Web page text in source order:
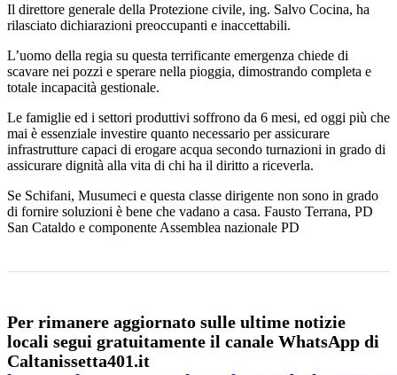
Il direttore generale della Protezione civile, ing. Salvo Cocina, ha
rilasciato dichiarazioni preoccupanti e inaccettabili.
L’uomo della regia su questa terrificante emergenza chiede di
scavare nei pozzi e sperare nella pioggia, dimostrando completa e
totale incapacità gestionale.
Le famiglie ed i settori produttivi soffrono da 6 mesi, ed oggi più che
mai è essenziale investire quanto necessario per assicurare
infrastrutture capaci di erogare acqua secondo turnazioni in grado di
assicurare dignità alla vita di chi ha il diritto a riceverla.
Se Schifani, Musumeci e questa classe dirigente non sono in grado
di fornire soluzioni è bene che vadano a casa. Fausto Terrana, PD
San Cataldo e componente Assemblea nazionale PD
Per rimanere aggiornato sulle ultime notizie
locali segui gratuitamente il canale WhatsApp di
Caltanissetta401.it